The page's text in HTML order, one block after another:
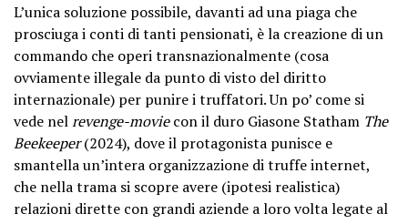
L’unica soluzione possibile, davanti ad una piaga che
prosciuga i conti di tanti pensionati, è la creazione di un
commando che operi transnazionalmente (cosa
ovviamente illegale da punto di visto del diritto
internazionale) per punire i truffatori. Un po’ come si
vede nelrevenge-moviecon il duro Giasone Statham The
Beekeeper(2024), dove il protagonista punisce e
smantella un’intera organizzazione di truffe internet,
che nella trama si scopre avere (ipotesi realistica)
relazioni dirette con grandi aziende a loro volta legate al